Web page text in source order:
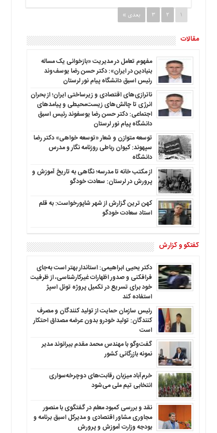
1
2
3 بعدی »
مقالات
مفهوم تعامل در مدیریت «بازخوانی یک مساله
بنیادین در ایران»: دکتر حسن رضا یوسف‌وند
رئیس اسبق دانشگاه پیام نور لرستان
ناترازی‌های اقتصادی و زیرساختی ایران؛ از بحران
انرژی تا چالش‌های زیست‌محیطی و پیامدهای
اجتماعی: دکتر حسن رضا یوسفوند رئیس اسبق
دانشگاه پیام نور لرستان
توسعه متوازن و شعار «توسعه خواهی» دکتر رضا
سپهوند: کیوان رباطی روزنامه نگار و مدرس
دانشگاه
از مکتب خانه تا مدرسه؛ نگاهی به تاریخ آموزش و
پرورش در لرستان: سعادت خودگو
کهن ترین گزارش از شهر شاپورخواست: به قلم
استاد سعادت خودگو
گفتگو و گزارش
دکتر یحیی ابراهیمی: استاندار بهتر است به‌جای
فرافکنی و صدور اظهارات غیرکارشناسی، از ظرفیت
خود برای تسریع در تکمیل پروژه تونل اسپژ
استفاده کند
رئیس سازمان حمایت از تولید کنندگان و مصرف
کنندگان: تولید خودرو بدون عرضه مصداق احتکار
است
گفت‌وگو با مهندس محمد مقدم بیرانوند مدیر
نمونه بازرگانی کشور
خرم‌آباد میزبان رقابت‌های دوچرخه‌سواری
انتخابی تیم ملی می‌شود
نقد و بررسی کمبود معلم در گفتگوی با منصور
مجاوری مشاور اقتصادی و مدیرکل اسبق برنامه و
بودجه وزارت آموزش و پرورش